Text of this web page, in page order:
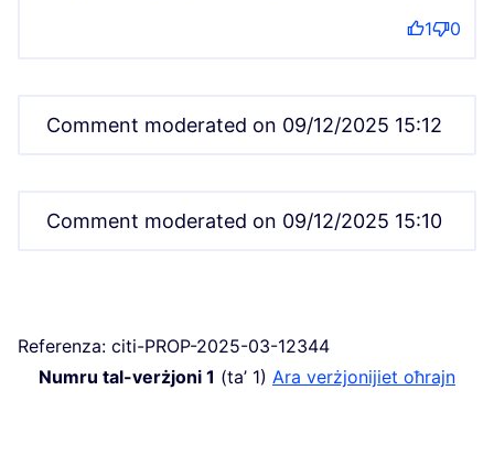
1 0
Comment moderated on 09/12/2025 15:12
Comment moderated on 09/12/2025 15:10
Referenza: citi-PROP-2025-03-12344
Numru tal-verżjoni 1 (ta’ 1) ara verżjonijiet oħrajn